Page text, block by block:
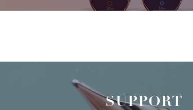
SUPPORT